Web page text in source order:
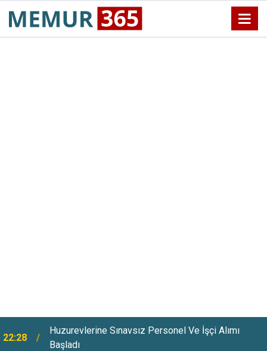
22:28
Huzurevlerine Sınavsız Personel Ve İşçi Alımı
Başladı